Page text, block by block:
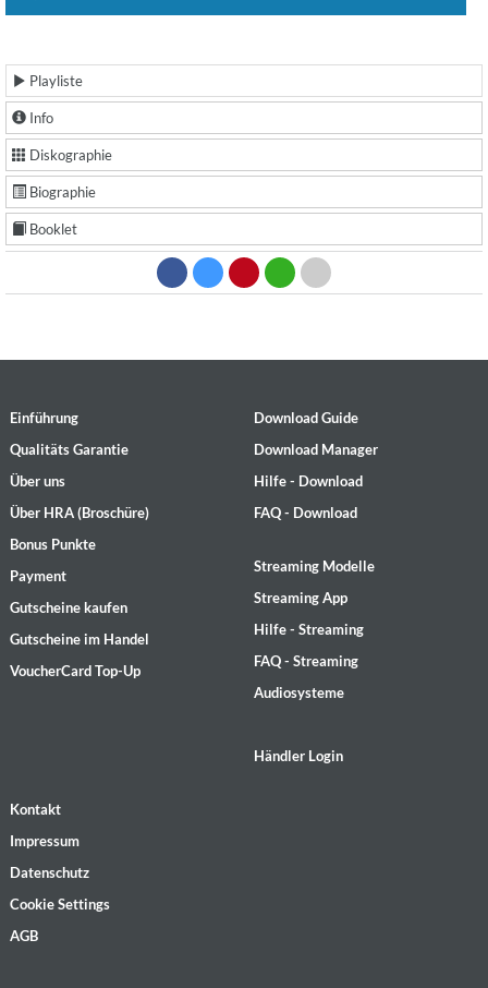
Playliste
Info
Diskographie
Biographie
Booklet
Einführung
Qualitäts Garantie
Über uns
Über HRA (Broschüre)
Bonus Punkte
Payment
Gutscheine kaufen
Gutscheine im Handel
VoucherCard Top-Up
Download Guide
Download Manager
Hilfe - Download
FAQ - Download
Streaming Modelle
Streaming App
Hilfe - Streaming
FAQ - Streaming
Audiosysteme
Händler Login
Kontakt
Impressum
Datenschutz
Cookie Settings
AGB